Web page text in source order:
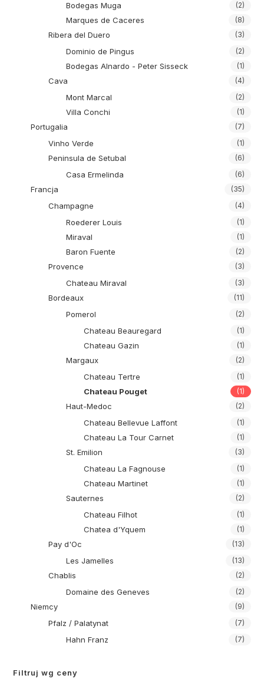
Bodegas Muga (2)
Marques de Caceres (8)
Ribera del Duero (3)
Dominio de Pingus (2)
Bodegas Alnardo - Peter Sisseck (1)
Cava (4)
Mont Marcal (2)
Villa Conchi (1)
Portugalia (7)
Vinho Verde (1)
Peninsula de Setubal (6)
Casa Ermelinda (6)
Francja (35)
Champagne (4)
Roederer Louis (1)
Miraval (1)
Baron Fuente (2)
Provence (3)
Chateau Miraval (3)
Bordeaux (11)
Pomerol (2)
Chateau Beauregard (1)
Chateau Gazin (1)
Margaux (2)
Chateau Tertre (1)
Chateau Pouget (1)
Haut-Medoc (2)
Chateau Bellevue Laffont (1)
Chateau La Tour Carnet (1)
St. Emilion (3)
Chateau La Fagnouse (1)
Chateau Martinet (1)
Sauternes (2)
Chateau Filhot (1)
Chatea d'Yquem (1)
Pay d'Oc (13)
Les Jamelles (13)
Chablis (2)
Domaine des Geneves (2)
Niemcy (9)
Pfalz / Palatynat (7)
Hahn Franz (7)
Filtruj wg ceny